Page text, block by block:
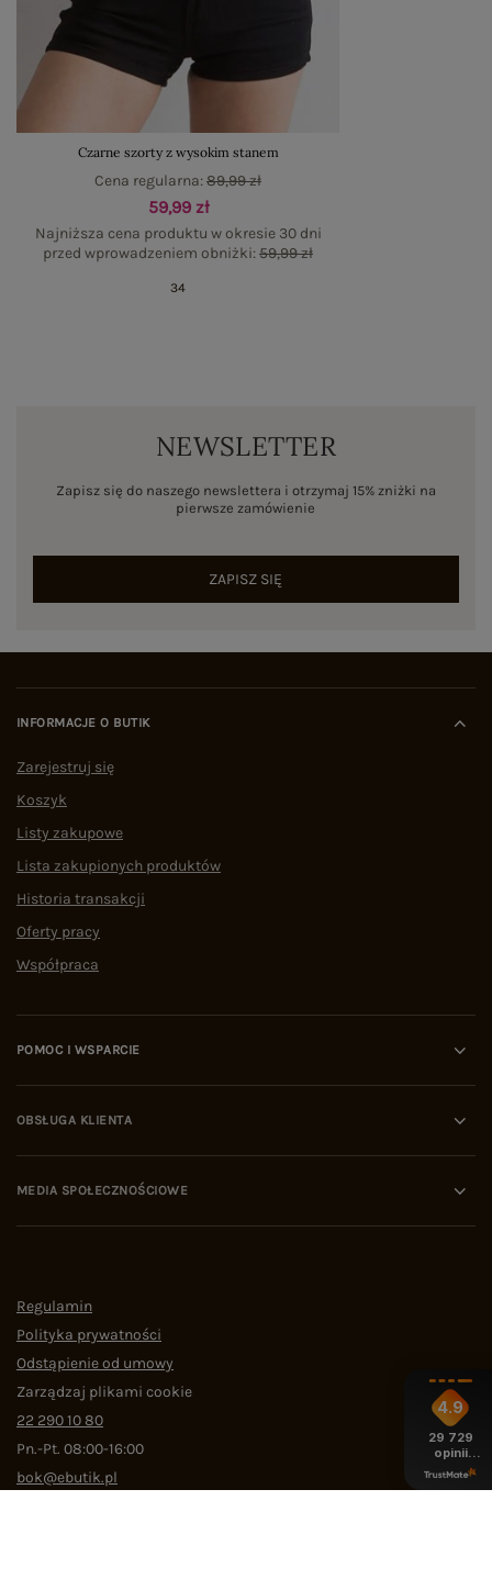
Czarne szorty z wysokim stanem
59,99 zł
Najniższa cena produktu w okresie 30 dni
przed wprowadzeniem obniżki:59,99 zł
Cena regularna:89,99 zł
34
NEWSLETTER
Zapisz się do naszego newslettera i otrzymaj 15% zniżki na
pierwsze zamówienie
ZAPISZ SIĘ
INFORMACJE O BUTIK
Zarejestruj się
Koszyk
Listy zakupowe
Lista zakupionych produktów
Historia transakcji
Oferty pracy
Współpraca
POMOC I WSPARCIE
OBSŁUGA KLIENTA
MEDIA SPOŁECZNOŚCIOWE
Regulamin
Polityka prywatności
Odstąpienie od umowy
Zarządzaj plikami cookie
22 290 10 80
Pn.-Pt. 08:00-16:00
bok@ebutik.pl
4.9
29 729
opinii
z całego